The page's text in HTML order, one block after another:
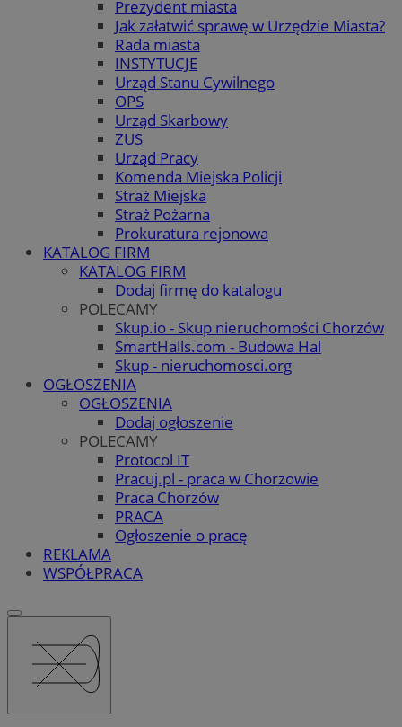
Prezydent miasta
Jak załatwić sprawę w Urzędzie Miasta?
Rada miasta
INSTYTUCJE
Urząd Stanu Cywilnego
OPS
Urząd Skarbowy
ZUS
Urząd Pracy
Komenda Miejska Policji
Straż Miejska
Straż Pożarna
Prokuratura rejonowa
KATALOG FIRM
KATALOG FIRM
Dodaj firmę do katalogu
POLECAMY
Skup.io - Skup nieruchomości Chorzów
SmartHalls.com - Budowa Hal
Skup - nieruchomosci.org
OGŁOSZENIA
OGŁOSZENIA
Dodaj ogłoszenie
POLECAMY
Protocol IT
Pracuj.pl - praca w Chorzowie
Praca Chorzów
PRACA
Ogłoszenie o pracę
REKLAMA
WSPÓŁPRACA